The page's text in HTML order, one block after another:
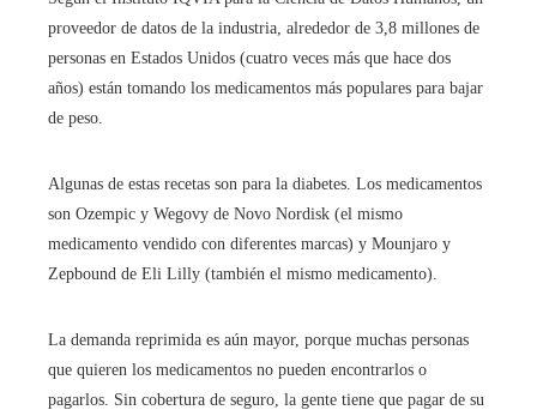
proveedor de datos de la industria, alrededor de 3,8 millones de
personas en Estados Unidos (cuatro veces más que hace dos
años) están tomando los medicamentos más populares para bajar
de peso.
Algunas de estas recetas son para la diabetes. Los medicamentos
son Ozempic y Wegovy de Novo Nordisk (el mismo
medicamento vendido con diferentes marcas) y Mounjaro y
Zepbound de Eli Lilly (también el mismo medicamento).
La demanda reprimida es aún mayor, porque muchas personas
que quieren los medicamentos no pueden encontrarlos o
pagarlos. Sin cobertura de seguro, la gente tiene que pagar de su